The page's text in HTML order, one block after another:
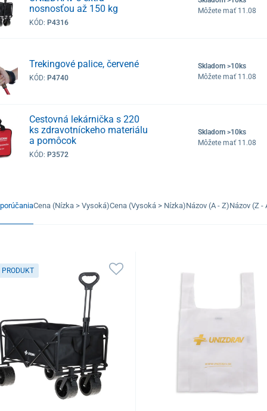
nosnosťou až 150 kg
KÓD: P4316
Môžete mať 11.08
Trekingové palice, červené
KÓD: P4740
Skladom >10ks
Môžete mať 11.08
Cestovná lekárnička s 220
ks zdravotníckeho materiálu
a pomôcok
KÓD: P3572
Skladom >10ks
Môžete mať 11.08
Cena (Nízka > Vysoká)Cena (Vysoká > Nízka)Názov (A - Z)Názov (Z -
PRODUKT